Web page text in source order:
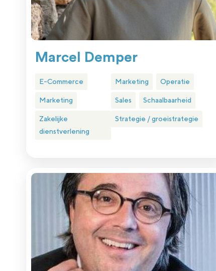
Marcel Demper
E-Commerce
Marketing
Zakelijke
dienstverlening
Marketing Operatie
Sales Schaalbaarheid
Strategie / groeistrategie